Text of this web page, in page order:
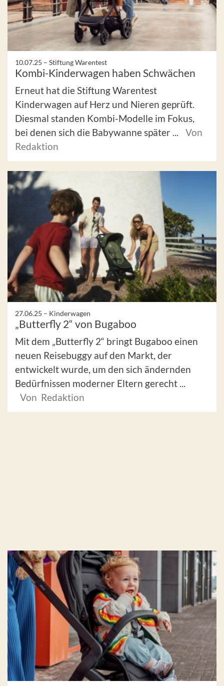
10.07.25 – Stiftung Warentest
Kombi-Kinderwagen haben Schwächen
Erneut hat die Stiftung Warentest
Kinderwagen auf Herz und Nieren geprüft.
Diesmal standen Kombi-Modelle im Fokus,
bei denen sich die Babywanne später ...
Von
Redaktion
27.06.25 – Kinderwagen
„Butterfly 2“ von Bugaboo
Mit dem „Butterfly 2“ bringt Bugaboo einen
neuen Reisebuggy auf den Markt, der
entwickelt wurde, um den sich ändernden
Bedürfnissen moderner Eltern gerecht ...
Von Redaktion